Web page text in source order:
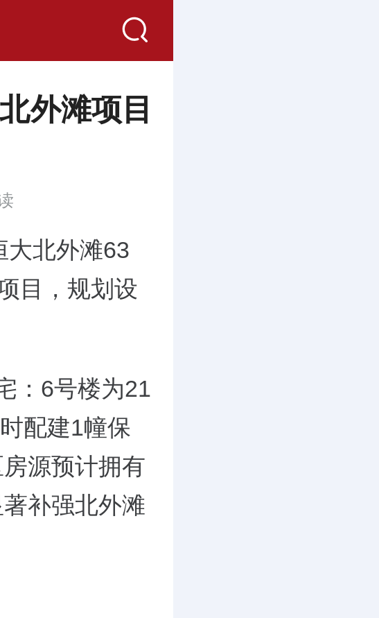
外滩项目
大北外滩63
目，规划设
：6号楼为21
配建1幢保
源预计拥有
补强北外滩